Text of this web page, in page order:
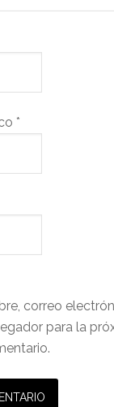
*
correo
para la